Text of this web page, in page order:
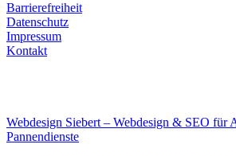
Barrierefreiheit
Datenschutz
Impressum
Kontakt
Webdesign Siebert – Webdesign & SEO für
Pannendienste